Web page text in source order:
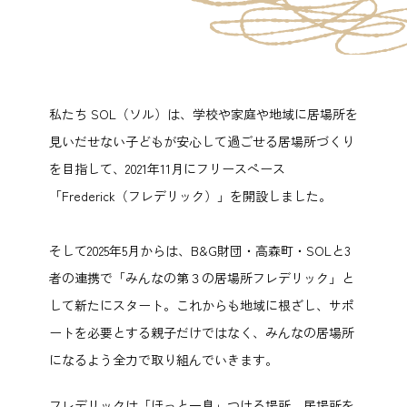
私たち SOL（ソル）は、学校や家庭や地域に居場所を
見いだせない子どもが安心して過ごせる居場所づくり
を目指して、2021年11月にフリースペース
「Frederick（フレデリック）」を開設しました。
そして2025年5月からは、B&G財団・高森町・SOLと3
者の連携で「みんなの第３の居場所フレデリック」と
して新たにスタート。これからも地域に根ざし、サポ
ートを必要とする親子だけではなく、みんなの居場所
になるよう全力で取り組んでいきます。